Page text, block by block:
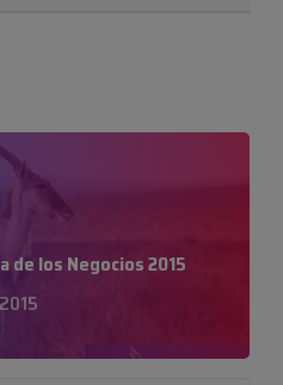
de los Negocios 2015